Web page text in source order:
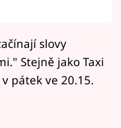
slovy
Stejně jako Taxi
pátek ve 20.15.